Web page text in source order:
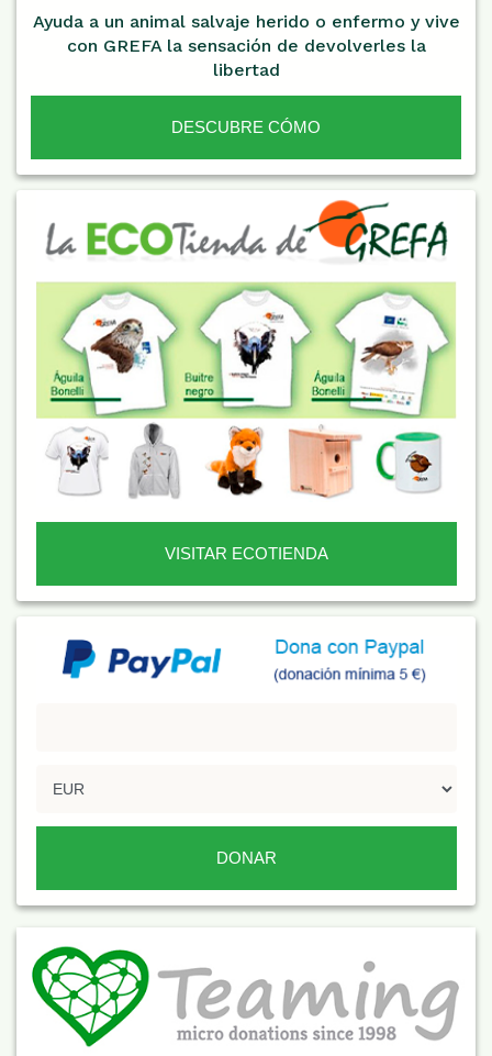
Ayuda a un animal salvaje herido o enfermo y vive
con GREFA la sensación de devolverles la
libertad
DESCUBRE CÓMO
VISITAR ECOTIENDA